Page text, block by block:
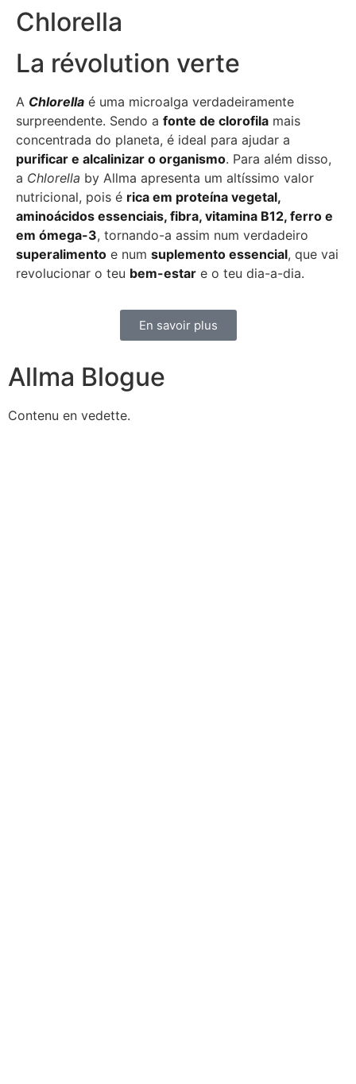
Chlorella
La révolution verte
A Chlorella é uma microalga verdadeiramente
surpreendente. Sendo a fonte de clorofila mais
concentrada do planeta, é ideal para ajudar a
purificar e alcalinizar o organismo. Para além disso,
a Chlorella by Allma apresenta um altíssimo valor
nutricional, pois é rica em proteína vegetal,
aminoácidos essenciais, fibra, vitamina B12, ferro e
em ómega-3, tornando-a assim num verdadeiro
superalimento e num suplemento essencial, que vai
revolucionar o teu bem-estar e o teu dia-a-dia.
En savoir plus
Allma Blogue
Contenu en vedette.